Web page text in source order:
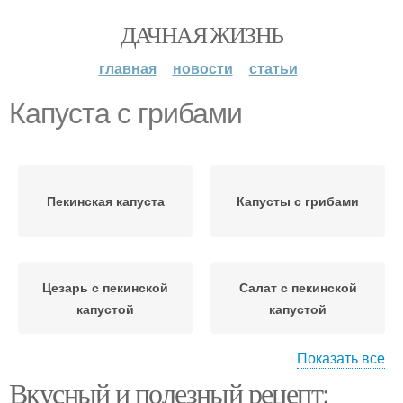
ДАЧНАЯ ЖИЗНЬ
главная новости статьи
Капуста с грибами
Пекинская капуста Капусты с грибами
Цезарь с пекинской
капустой
Салат с пекинской
капустой
Капуста для
Показать все
Вкусный и полезный рецепт: